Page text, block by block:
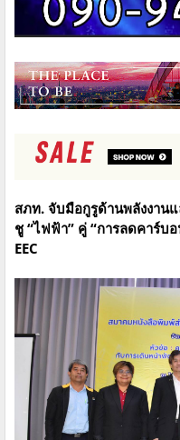
สภท. จับมือกูรูด้านพลังงาน
ชู “ไฟฟ้า” คู่ “การลดคาร์
EEC